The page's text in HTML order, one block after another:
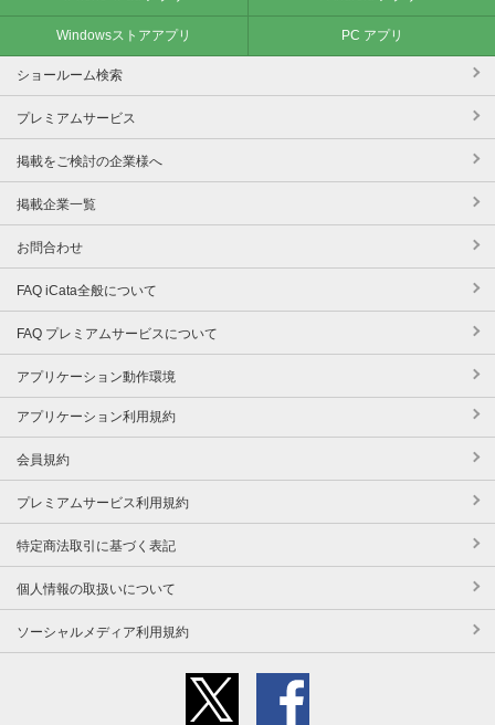
Windowsストアアプリ PC アプリ
ショールーム検索
プレミアムサービス
掲載をご検討の企業様へ
掲載企業一覧
お問合わせ
FAQ iCata全般について
FAQ プレミアムサービスについて
アプリケーション動作環境
アプリケーション利用規約
会員規約
プレミアムサービス利用規約
特定商法取引に基づく表記
個人情報の取扱いについて
ソーシャルメディア利用規約